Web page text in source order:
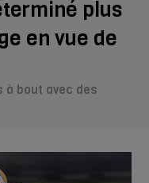
plus
en vue de
à bout avec des